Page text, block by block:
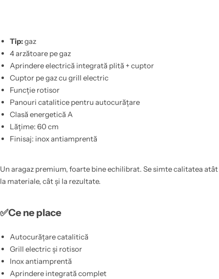
Tip:gaz
4 arzătoare pe gaz
Aprindere electrică integrată plită + cuptor
Cuptor pe gaz cu grill electric
Funcție rotisor
Panouri catalitice pentru autocurățare
Clasă energetică A
Lățime: 60 cm
Finisaj: inox antiamprentă
Un aragaz premium, foarte bine echilibrat. Se simte calitatea atât
la materiale, cât și la rezultate.
✅Ce ne place
Autocurățare catalitică
Grill electric și rotisor
Inox antiamprentă
Aprindere integrată complet